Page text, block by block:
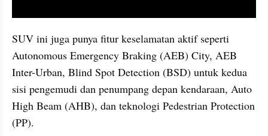
SUV ini juga punya fitur keselamatan aktif seperti
Autonomous Emergency Braking (AEB) City, AEB
Inter-Urban, Blind Spot Detection (BSD) untuk kedua
sisi pengemudi dan penumpang depan kendaraan, Auto
High Beam (AHB), dan teknologi Pedestrian Protection
(PP).